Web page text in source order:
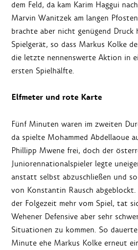
dem Feld, da kam Karim Haggui
Marvin Wanitzek am langen
brachte aber nicht genügend Druck
Spielgerät, so dass Markus Kolke
die letzte nennenswerte Aktion in
ersten Spielhälfte.
Elfmeter und rote Karte
Fünf Minuten waren im zweiten
da spielte Mohammed Abdellaoue
Phillipp Mwene frei, doch der
Juniorennationalspieler legte
anstatt selbst abzuschließen und
von Konstantin Rausch
der Folgezeit mehr vom Spiel, tat
Wehener Defensive aber sehr
Situationen zu kommen. So
Minute ehe Markus Kolke erneut